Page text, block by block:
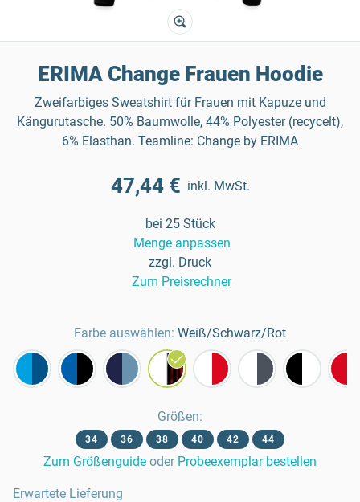
ERIMA Change Frauen Hoodie
Zweifarbiges Sweatshirt für Frauen mit Kapuze und
Kängurutasche. 50% Baumwolle, 44% Polyester (recycelt),
6% Elasthan. Teamline: Change by ERIMA
47,44 € inkl. MwSt.
bei 25 Stück
Menge anpassen
zzgl. Druck
Zum Preisrechner
Farbe auswählen: Weiß/Schwarz/Rot
Größen:
34 36 38 40 42 44
Zum Größenguide oder Probeexemplar bestellen
Erwartete Lieferung